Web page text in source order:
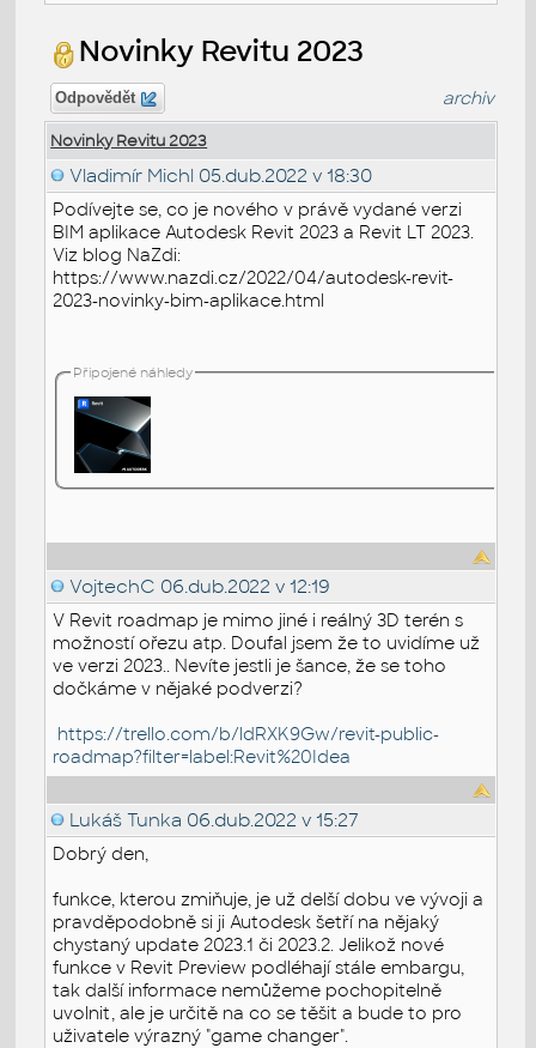
Novinky Revitu 2023
Odpovědět archiv
Novinky Revitu 2023
Vladimír Michl 05.dub.2022 v 18:30
Podívejte se, co je nového v právě vydané verzi
BIM aplikace Autodesk Revit 2023 a Revit LT 2023.
Viz blog NaZdi:
https://www.nazdi.cz/2022/04/autodesk-revit-
2023-novinky-bim-aplikace.html
Připojené náhledy
VojtechC 06.dub.2022 v 12:19
V Revit roadmap je mimo jiné i reálný 3D terén s
možností ořezu atp. Doufal jsem že to uvidíme už
ve verzi 2023.. Nevíte jestli je šance, že se toho
dočkáme v nějaké podverzi?
https://trello.com/b/ldRXK9Gw/revit-public-
roadmap?filter=label:Revit%20Idea
Lukáš Tunka 06.dub.2022 v 15:27
Dobrý den,
funkce, kterou zmiňuje, je už delší dobu ve vývoji a
pravděpodobně si ji Autodesk šetří na nějaký
chystaný update 2023.1 či 2023.2. Jelikož nové
funkce v Revit Preview podléhají stále embargu,
tak další informace nemůžeme pochopitelně
uvolnit, ale je určitě na co se těšit a bude to pro
uživatele výrazný "game changer".